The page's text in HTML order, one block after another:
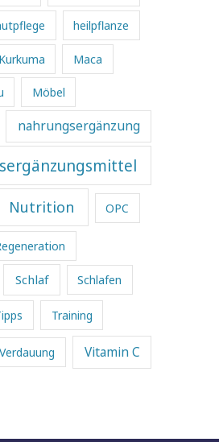
heilpflanze
Kurkuma Maca
Möbel
nahrungsergänzung
Nutrition OPC
Schlaf Schlafen
Training
Verdauung Vitamin C